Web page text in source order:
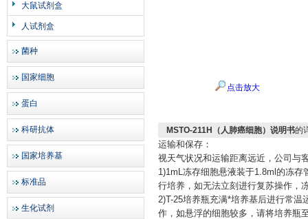
大鼠试剂盒
人试剂盒
菌种
国家细胞
蛋白
科研抗体
国家培养基
标准品
生化试剂
点击放大
MSTO-211H（人肺癌细胞）说明书的
运输和保存：
视天气状况和运输距离远近，公司与
1)1mL冻存细胞悬液装于1.8ml的冻
行培养，如无法立刻进行复苏操作，
2)T-25培养瓶充满*培养基后进行常
作，如悬浮的细胞较多，请将培养瓶